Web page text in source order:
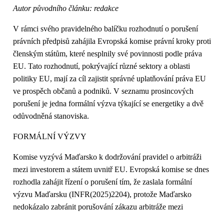
Autor původního článku: redakce
V rámci svého pravidelného balíčku rozhodnutí o porušení
právních předpisů zahájila Evropská komise právní kroky proti
členským státům, které nesplnily své povinnosti podle práva
EU. Tato rozhodnutí, pokrývající různé sektory a oblasti
politiky EU, mají za cíl zajistit správné uplatňování práva EU
ve prospěch občanů a podniků. V seznamu prosincových
porušení je jedna formální výzva týkající se energetiky a dvě
odůvodněná stanoviska.
FORMÁLNÍ VÝZVY
Komise vyzývá Maďarsko k dodržování pravidel o arbitráži
mezi investorem a státem uvnitř EU. Evropská komise se dnes
rozhodla zahájit řízení o porušení tím, že zaslala formální
výzvu Maďarsku (INFR(2025)2204), protože Maďarsko
nedokázalo zabránit porušování zákazu arbitráže mezi